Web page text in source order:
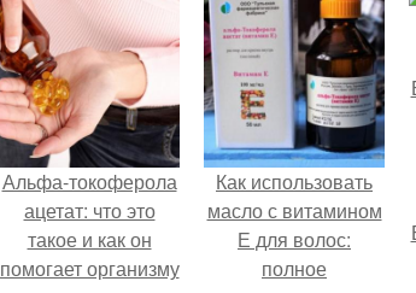
Альфа-токоферола
ацетат: что это
такое и как он
помогает организму
Как использовать
масло с витамином
Е для волос:
полное